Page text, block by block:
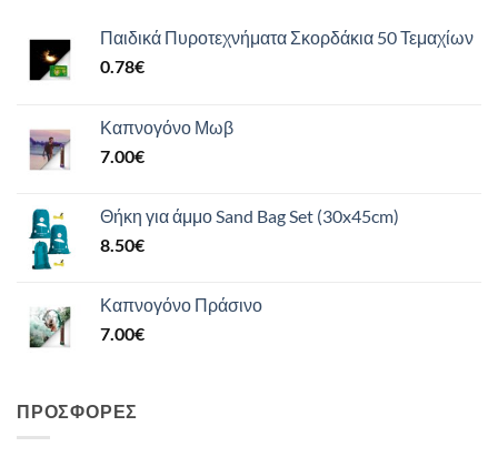
Παιδικά Πυροτεχνήματα Σκορδάκια 50 Τεμαχίων
0.78€
Καπνογόνο Μωβ
7.00€
Θήκη για άμμο Sand Bag Set (30x45cm)
8.50€
Καπνογόνο Πράσινο
7.00€
ΠΡΟΣΦΟΡΈΣ